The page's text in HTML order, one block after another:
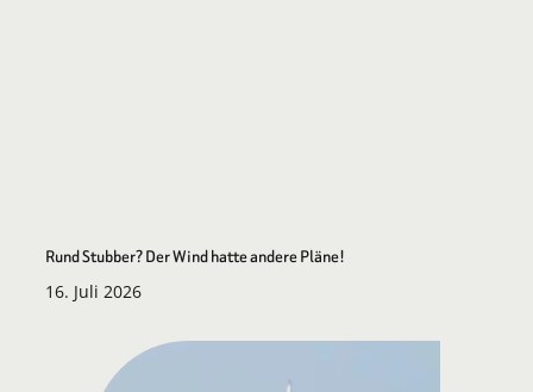
Rund Stubber? Der Wind hatte andere Pläne!
16. Juli 2026